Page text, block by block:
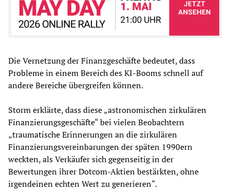
Die Vernetzung der Finanzgeschäfte bedeutet, dass
Probleme in einem Bereich des KI-Booms schnell auf
andere Bereiche übergreifen können.
Storm erklärte, dass diese „astronomischen zirkulären
Finanzierungsgeschäfte“ bei vielen Beobachtern
„traumatische Erinnerungen an die zirkulären
Finanzierungsvereinbarungen der späten 1990ern
weckten, als Verkäufer sich gegenseitig in der
Bewertungen ihrer Dotcom-Aktien bestärkten, ohne
irgendeinen echten Wert zu generieren“.